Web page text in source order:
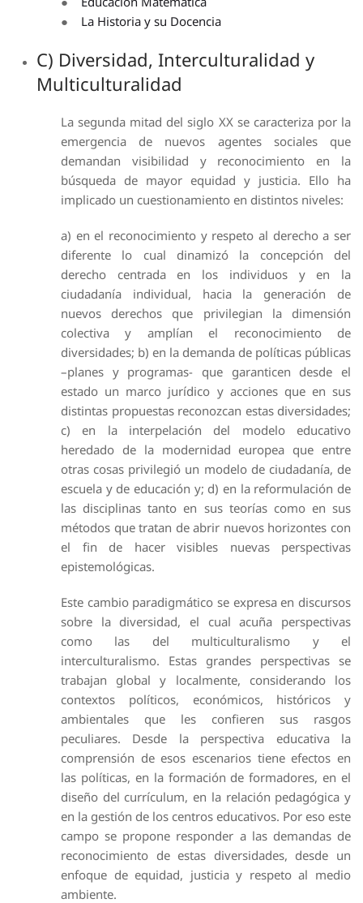
● La Historia y su Docencia
C) Diversidad, Interculturalidad y
Multiculturalidad
La segunda mitad del siglo XX se caracteriza por la
emergencia de nuevos agentes sociales que
demandan visibilidad y reconocimiento en la
búsqueda de mayor equidad y justicia. Ello ha
implicado un cuestionamiento en distintos niveles:
a) en el reconocimiento y respeto al derecho a ser
diferente lo cual dinamizó la concepción del
derecho centrada en los individuos y en la
ciudadanía individual, hacia la generación de
nuevos derechos que privilegian la dimensión
colectiva y amplían el reconocimiento de
diversidades; b) en la demanda de políticas públicas
–planes y programas- que garanticen desde el
estado un marco jurídico y acciones que en sus
distintas propuestas reconozcan estas diversidades;
c) en la interpelación del modelo educativo
heredado de la modernidad europea que entre
otras cosas privilegió un modelo de ciudadanía, de
escuela y de educación y; d) en la reformulación de
las disciplinas tanto en sus teorías como en sus
métodos que tratan de abrir nuevos horizontes con
el fin de hacer visibles nuevas perspectivas
epistemológicas.
Este cambio paradigmático se expresa en discursos
sobre la diversidad, el cual acuña perspectivas
como las del multiculturalismo y el
interculturalismo. Estas grandes perspectivas se
trabajan global y localmente, considerando los
contextos políticos, económicos, históricos y
ambientales que les confieren sus rasgos
peculiares. Desde la perspectiva educativa la
comprensión de esos escenarios tiene efectos en
las políticas, en la formación de formadores, en el
diseño del currículum, en la relación pedagógica y
en la gestión de los centros educativos. Por eso este
campo se propone responder a las demandas de
reconocimiento de estas diversidades, desde un
enfoque de equidad, justicia y respeto al medio
ambiente.